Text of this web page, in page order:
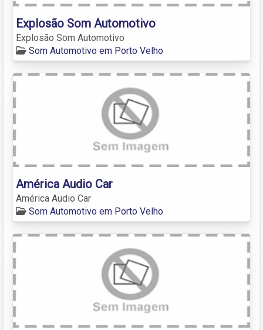
Explosão Som Automotivo
Explosão Som Automotivo
Som Automotivo em Porto Velho
América Audio Car
América Audio Car
Som Automotivo em Porto Velho